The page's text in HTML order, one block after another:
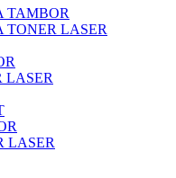
TAMBOR
LASER
LASER
LASER